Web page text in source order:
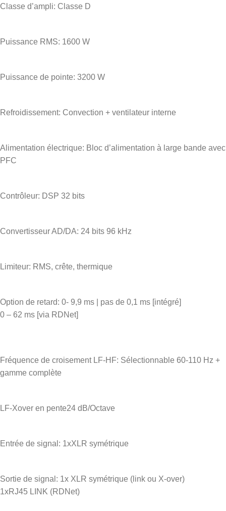
Classe d’ampli: Classe D
Puissance RMS: 1600 W
Puissance de pointe: 3200 W
Refroidissement: Convection + ventilateur interne
Alimentation électrique: Bloc d’alimentation à large bande avec
PFC
Contrôleur: DSP 32 bits
Convertisseur AD/DA: 24 bits 96 kHz
Limiteur: RMS, crête, thermique
Option de retard: 0- 9,9 ms | pas de 0,1 ms [intégré]
0 – 62 ms [via RDNet]
Fréquence de croisement LF-HF: Sélectionnable 60-110 Hz +
gamme complète
LF-Xover en pente24 dB/Octave
Entrée de signal: 1xXLR symétrique
Sortie de signal: 1x XLR symétrique (link ou X-over)
1xRJ45 LINK (RDNet)